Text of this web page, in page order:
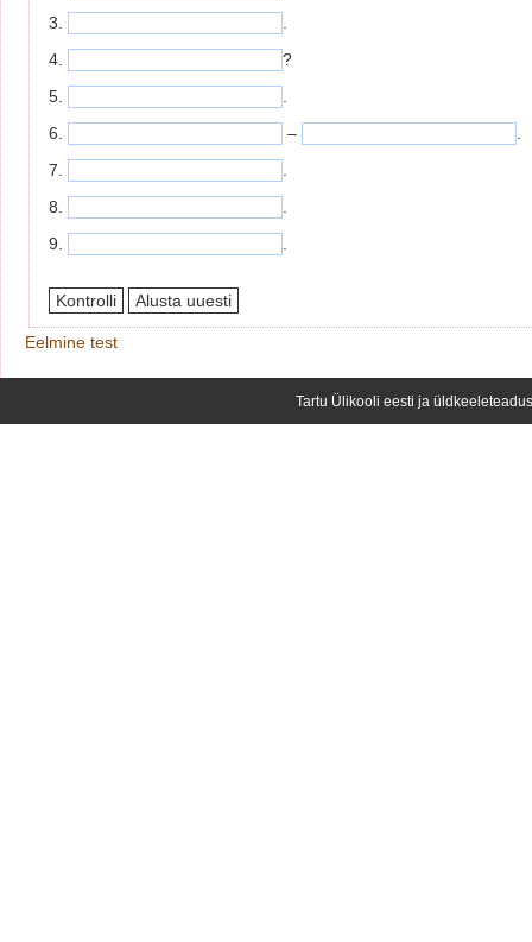
3.
4.
?
5.
6.
–
7.
8.
9.
Eelmine test
Tartu Ülikooli eesti ja